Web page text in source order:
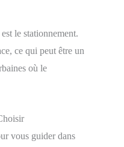
le stationnement.
ce qui peut être un
où le
vous guider dans